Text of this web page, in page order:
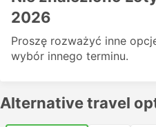
2026
Proszę rozważyć inne
wybór innego terminu.
Alternative travel